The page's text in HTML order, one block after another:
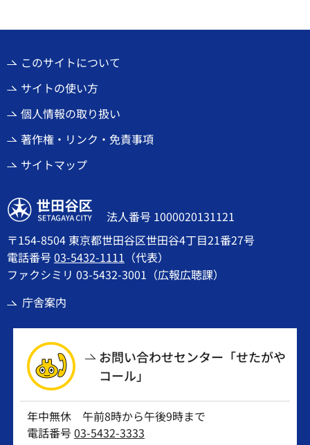
このサイトについて
サイトの使い方
個人情報の取り扱い
著作権・リンク・免責事項
サイトマップ
世田谷区
法人番号 1000020131121
〒154-8504 東京都世田谷区世田谷4丁目21番27号
電話番号03-5432-1111 （代表）
ファクシミリ 03-5432-3001（広報広聴課）
庁舎案内
お問い合わせセンター「せたがや
コール」
年中無休 午前8時から午後9時まで
電話番号03-5432-3333